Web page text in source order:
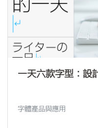
一天六款字型：設
字體產品與應用